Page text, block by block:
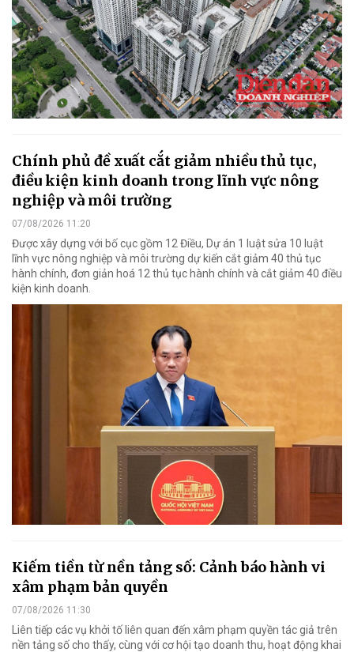
Chính phủ đề xuất cắt giảm nhiều thủ tục,
điều kiện kinh doanh trong lĩnh vực nông
nghiệp và môi trường
07/08/2026 11:20
Được xây dựng với bố cục gồm 12 Điều, Dự án 1 luật sửa 10 luật
lĩnh vực nông nghiệp và môi trường dự kiến cắt giảm 40 thủ tục
hành chính, đơn giản hoá 12 thủ tục hành chính và cắt giảm 40 điều
kiện kinh doanh.
Kiếm tiền từ nền tảng số: Cảnh báo hành vi
xâm phạm bản quyền
07/08/2026 11:30
Liên tiếp các vụ khởi tố liên quan đến xâm phạm quyền tác giả trên
nền tảng số cho thấy, cùng với cơ hội tạo doanh thu, hoạt động khai